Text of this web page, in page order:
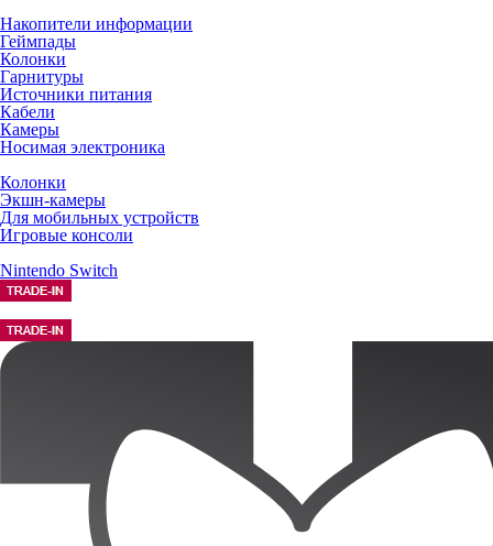
Накопители информации
Геймпады
Колонки
Гарнитуры
Источники питания
Кабели
Камеры
Носимая электроника
Колонки
Экшн-камеры
Для мобильных устройств
Игровые консоли
Nintendo Switch